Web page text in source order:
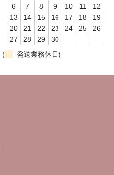
6
7 8 9 10 11
12
13
14 15 16 17 18
19
20
21 22 23 24 25
26
27
28 29
30
(
発送業務休日)